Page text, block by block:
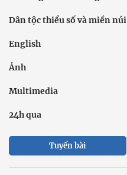
Dân tộc thiểu số và miền núi
English
Ảnh
Multimedia
24h qua
Tuyến bài